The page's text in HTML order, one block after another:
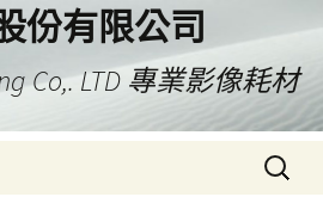
份有限公司
Co,. LTD 專業影像耗材
搜